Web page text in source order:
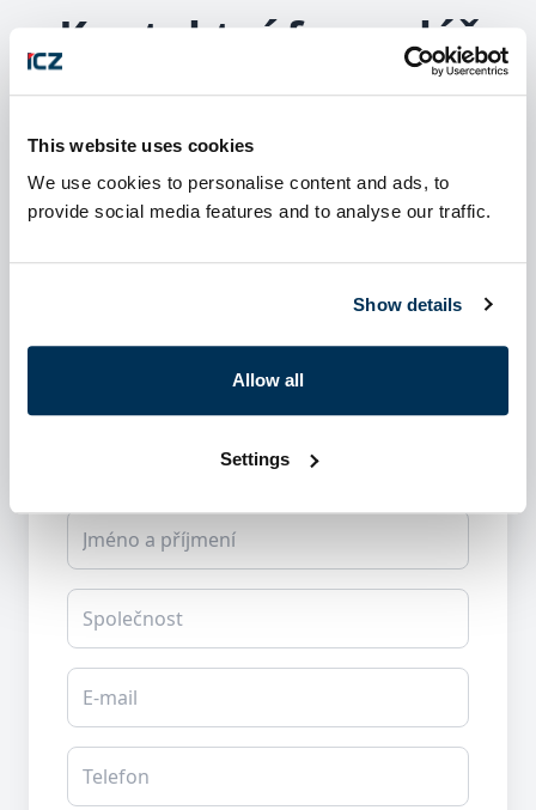
This website uses cookies
We use cookies to personalise content and ads, to
provide social media features and to analyse our traffic.
Show details
Allow all
Settings
Kontaktní formulář
Jsme tu pro vás
Máte dotaz nebo zájem o naše řešení?
+420 222 271 111
podnikovesystemy@i.cz
Kontaktní formulář
Jméno a příjmení
Společnost
E-mail
Telefon